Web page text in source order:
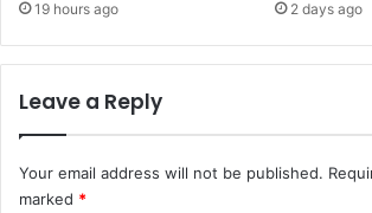
19 hours ago 2 days ago
Leave a Reply
Your email address will not be published.
marked *